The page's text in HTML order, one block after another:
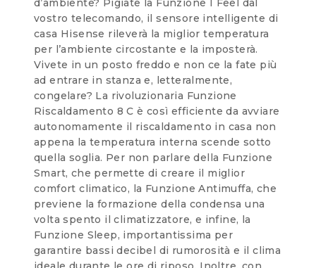
d’ambiente? Pigiate la Funzione I Feel dal
vostro telecomando, il sensore intelligente di
casa Hisense rileverà la miglior temperatura
per l’ambiente circostante e la imposterà.
Vivete in un posto freddo e non ce la fate più
ad entrare in stanza e, letteralmente,
congelare? La rivoluzionaria Funzione
Riscaldamento 8 C è così efficiente da avviare
autonomamente il riscaldamento in casa non
appena la temperatura interna scende sotto
quella soglia. Per non parlare della Funzione
Smart, che permette di creare il miglior
comfort climatico, la Funzione Antimuffa, che
previene la formazione della condensa una
volta spento il climatizzatore, e infine, la
Funzione Sleep, importantissima per
garantire bassi decibel di rumorosità e il clima